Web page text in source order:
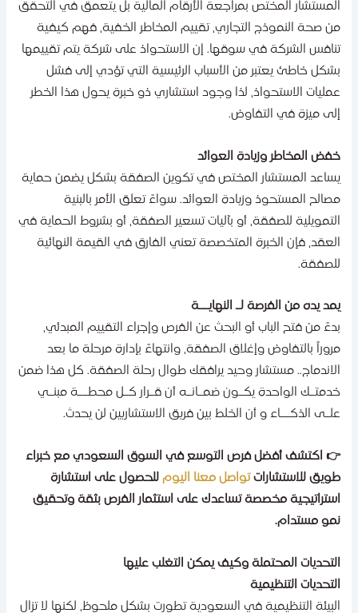
المختص بمراجعة الأرقام المالية بل يتعمق في التحقق
صحة النموذج التجاري، تقييم المخاطر الخفية، فهم كيفية
الشركة في سوقها. إن الاستحواذ على شركة يتم تقييمها
خاطئ يعتبر من الأسباب الرئيسية التي تؤدي إلى فشل
الاستحواذ، لذا وجود استشاري ذو خبرة يحول هذا الخطر
ميزة في التفاوض.
المخاطر وزيادة العوائد
المستشار المختص في تكوين الصفقة بشكل يضمن حماية
المستحوذ وزيادة العوائد. سواءً تعلق الأمر بالبنية
للصفقة، أو بآليات تسعير الصفقة، أو بشروط الحماية في
فإن الخبرة المتخصصة تعني الفارق في القيمة النهائية
يده من الفرصة لـ النهايــة
من فتح الباب أو البحث عن الفرص وإجراء التقييم المبدئي،
بالتفاوض وإغلاق الصفقة، وانتهاءً بإدارة مرحلة ما بعد
مستشار وحيد يرافقك طوال رحلة الصفقة. كل هذا ضمن
الواحدة يكـون ضمـانـه أن قـرار كـل محطــة مبنـي
الذكــاء و أن الخلط بين فريق الاستشاريين لن ​‍​‌‍​‍‌يحدث.
اكتشف أفضل فرص التوسع في السوق السعودي مع خبراء
للاستشارات تواصل معنا اليومللحصول على استشارة
مخصصة تساعدك على استثمار الفرص بثقة وتحقيق
مستدام.
المحتملة وكيف يمكن التغلب عليها
التنظيمية
التنظيمية في السعودية تطورت بشكل ملحوظ، لكنها لا تزال